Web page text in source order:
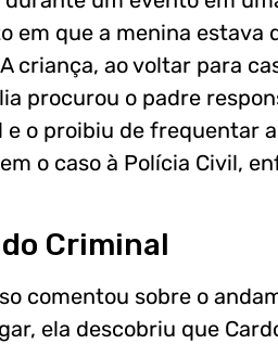
em que a menina estava
criança, ao voltar para
procurou o padre
o proibiu de frequentar
o caso à Polícia Civil,
Criminal
comentou sobre o
ela descobriu que